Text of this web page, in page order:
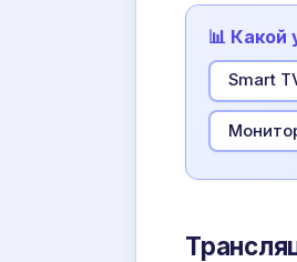
📊 Какой
Smart